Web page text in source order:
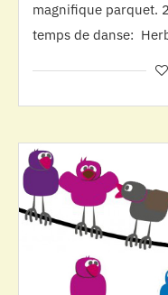
magnifique parquet.
temps de danse: